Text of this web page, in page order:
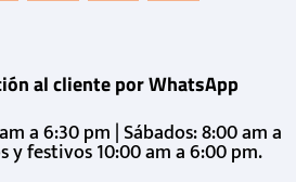
al cliente por WhatsApp
a 6:30 pm | Sábados: 8:00 am a
y festivos 10:00 am a 6:00 pm.